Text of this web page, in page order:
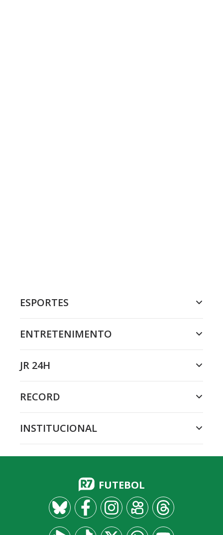
ESPORTES
ENTRETENIMENTO
JR 24H
RECORD
INSTITUCIONAL
FUTEBOL